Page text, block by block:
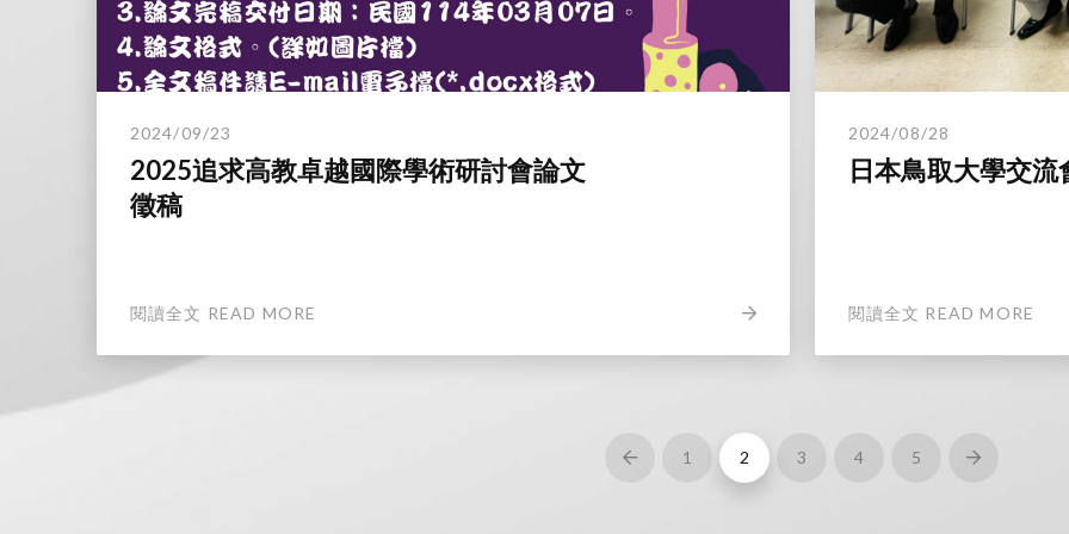
2024/09/23
2025追求高教卓越國際學術研討會論文
徵稿
閱讀全文 READ MORE
2024/08/28
日本鳥取大學交流
閱讀全文 READ MORE
Prev 1 2 3 4 5 Next